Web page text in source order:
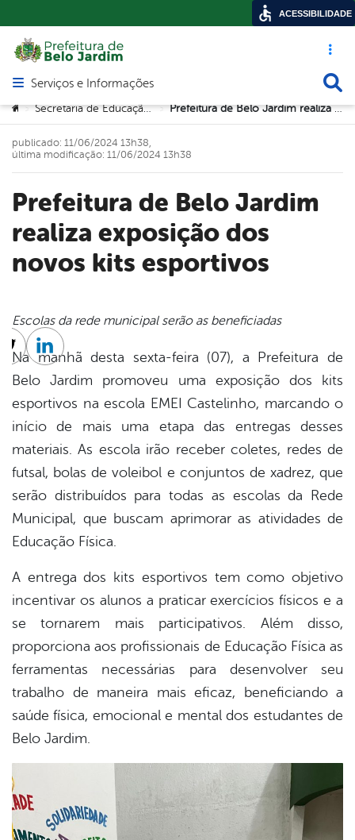
Acesso
Abrir menu principal de navegação
Serviços e Informações
Você está aqui:
> Secretaria de Educação e Tecnologia > Prefeitura de Belo Jardim realiza exposição dos novos kits esportivos
Prefeitura de Belo Jardim
realiza exposição dos
novos kits esportivos
publicado: 11/06/2024 13h38,
última modificação: 11/06/2024 13h38
Escolas da rede municipal serão as beneficiadas
Na manhã desta sexta-feira (07), a Prefeitura de
Belo Jardim promoveu uma exposição dos kits
esportivos na escola EMEI Castelinho, marcando o
início de mais uma etapa das entregas desses
materiais. As escola irão receber coletes, redes de
futsal, bolas de voleibol e conjuntos de xadrez, que
serão distribuídos para todas as escolas da Rede
Municipal, que buscam aprimorar as atividades de
Educação Física.
A entrega dos kits esportivos tem como objetivo
incentivar os alunos a praticar exercícios físicos e a
se tornarem mais participativos. Além disso,
proporciona aos profissionais de Educação Física as
ferramentas necessárias para desenvolver seu
trabalho de maneira mais eficaz, beneficiando a
saúde física, emocional e mental dos estudantes de
Belo Jardim.
Twitter
Linkedin
ACESSIBILIDADE